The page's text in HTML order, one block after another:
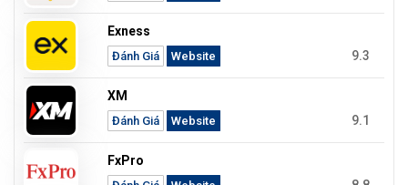
Exness
Đánh Giá Website 9.3
XM
Đánh Giá Website 9.1
FxPro